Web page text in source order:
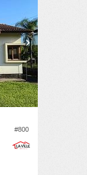
#800